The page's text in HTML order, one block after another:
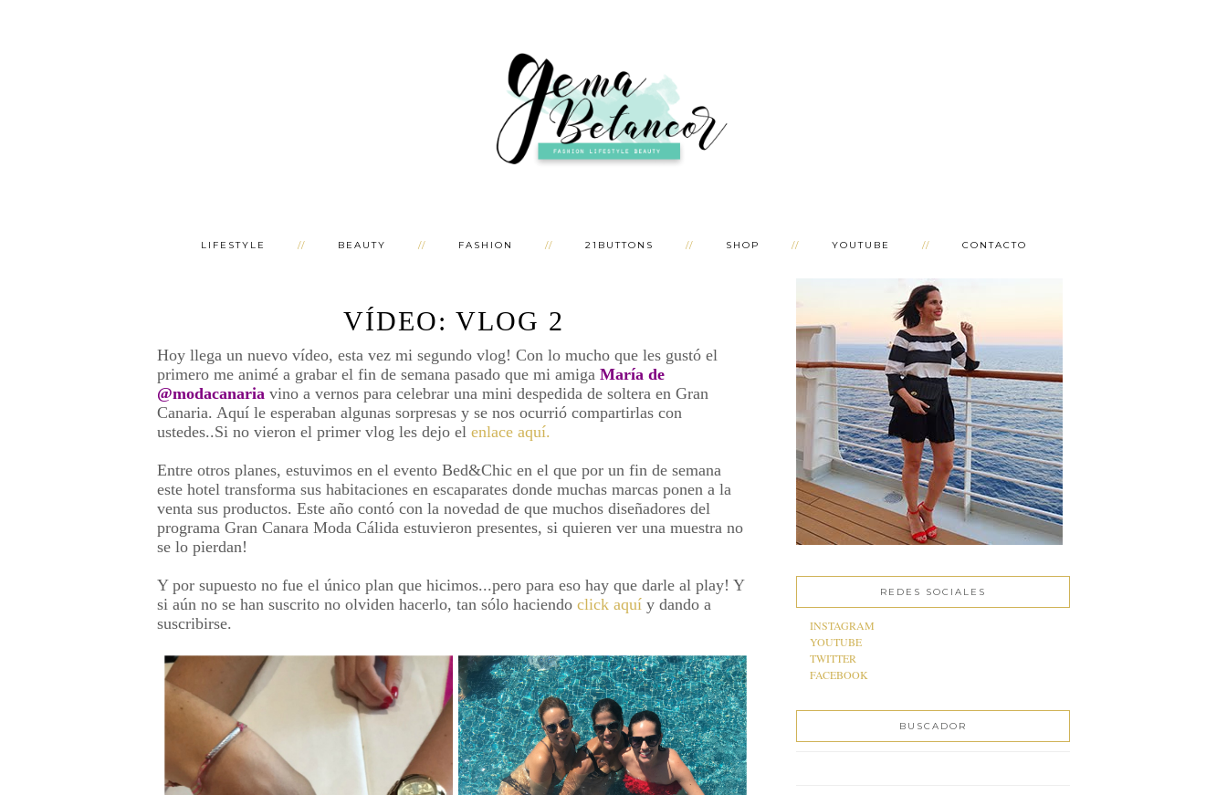
LIFESTYLE BEAUTY FASHION 21BUTTONS SHOP YOUTUBE CONTACTO
VÍDEO: VLOG 2
Hoy llega un nuevo vídeo, esta vez mi segundo vlog! Con lo mucho que les gustó el
primero me animé a grabar el fin de semana pasado que mi amiga María de
@modacanaria vino a vernos para celebrar una mini despedida de soltera en Gran
Canaria. Aquí le esperaban algunas sorpresas y se nos ocurrió compartirlas con
ustedes..Si no vieron el primer vlog les dejo el enlace aquí.
Entre otros planes, estuvimos en el evento Bed&Chic en el que por un fin de semana
este hotel transforma sus habitaciones en escaparates donde muchas marcas ponen a la
venta sus productos. Este año contó con la novedad de que muchos diseñadores del
programa Gran Canara Moda Cálida estuvieron presentes, si quieren ver una muestra no
se lo pierdan!
Y por supuesto no fue el único plan que hicimos...pero para eso hay que darle al play! Y
si aún no se han suscrito no olviden hacerlo, tan sólo haciendo click aquí y dando a
suscribirse.
REDES SOCIALES
INSTAGRAM
YOUTUBE
TWITTER
FACEBOOK
BUSCADOR